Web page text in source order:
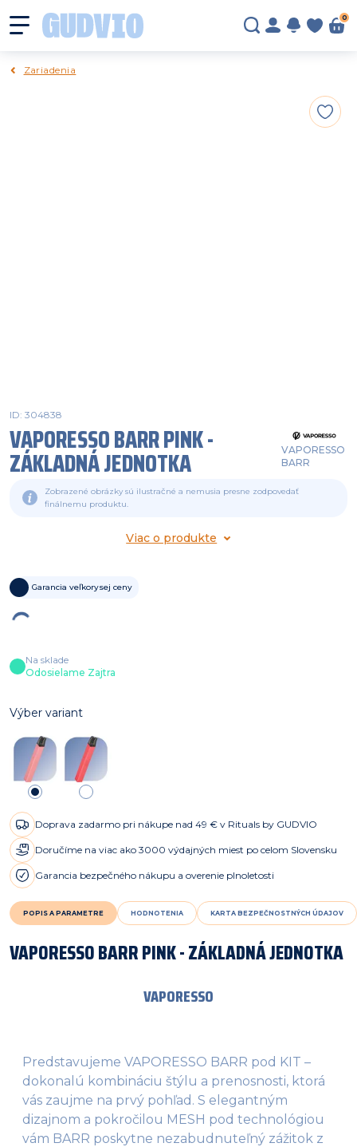
0
Zariadenia
ID: 304838
VAPORESSO BARR PINK -
ZÁKLADNÁ JEDNOTKA
VAPORESSO
BARR
Zobrazené obrázky sú ilustračné a nemusia presne zodpovedať
finálnemu produktu.
Viac o produkte
Garancia veľkorysej ceny
Na sklade
Odosielame Zajtra
Výber variant
Doprava zadarmo pri nákupe nad 49 € v Rituals by GUDVIO
Doručíme na viac ako 3000 výdajných miest po celom Slovensku
Garancia bezpečného nákupu a overenie plnoletosti
POPIS A PARAMETRE HODNOTENIA KARTA BEZPEČNOSTNÝCH ÚDAJOV
VAPORESSO BARR PINK - ZÁKLADNÁ JEDNOTKA
VAPORESSO
Predstavujeme VAPORESSO BARR pod KIT –
dokonalú kombináciu štýlu a prenosnosti, ktorá
vás zaujme na prvý pohľad. S elegantným
dizajnom a pokročilou MESH pod technológiou
vám BARR poskytne nezabudnuteľný zážitok z